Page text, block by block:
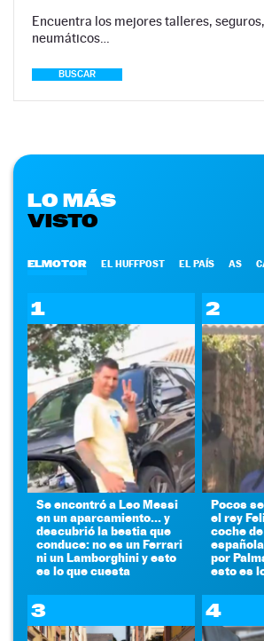
Encuentra los mejores talleres,
neumáticos…
BUSCAR
LO MÁS
VISTO
ELMOTOR EL HUFFPOST EL PAÍS AS
1
Se encontró a Leo Messi
en un aparcamiento... y
descubrió la bestia que
conduce: no es un Ferrari
ni un Lamborghini y esto
es lo que cuesta
2
Pocos
el rey
coche
por
esto es
3 4